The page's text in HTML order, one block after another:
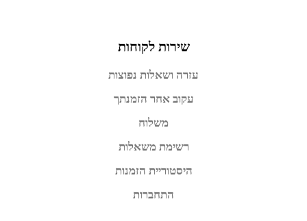
שירות לקוחות
עזרה ושאלות נפוצות
עקוב אחר הזמנתך
משלוח
רשימת משאלות
היסטוריית הזמנות
התחברות